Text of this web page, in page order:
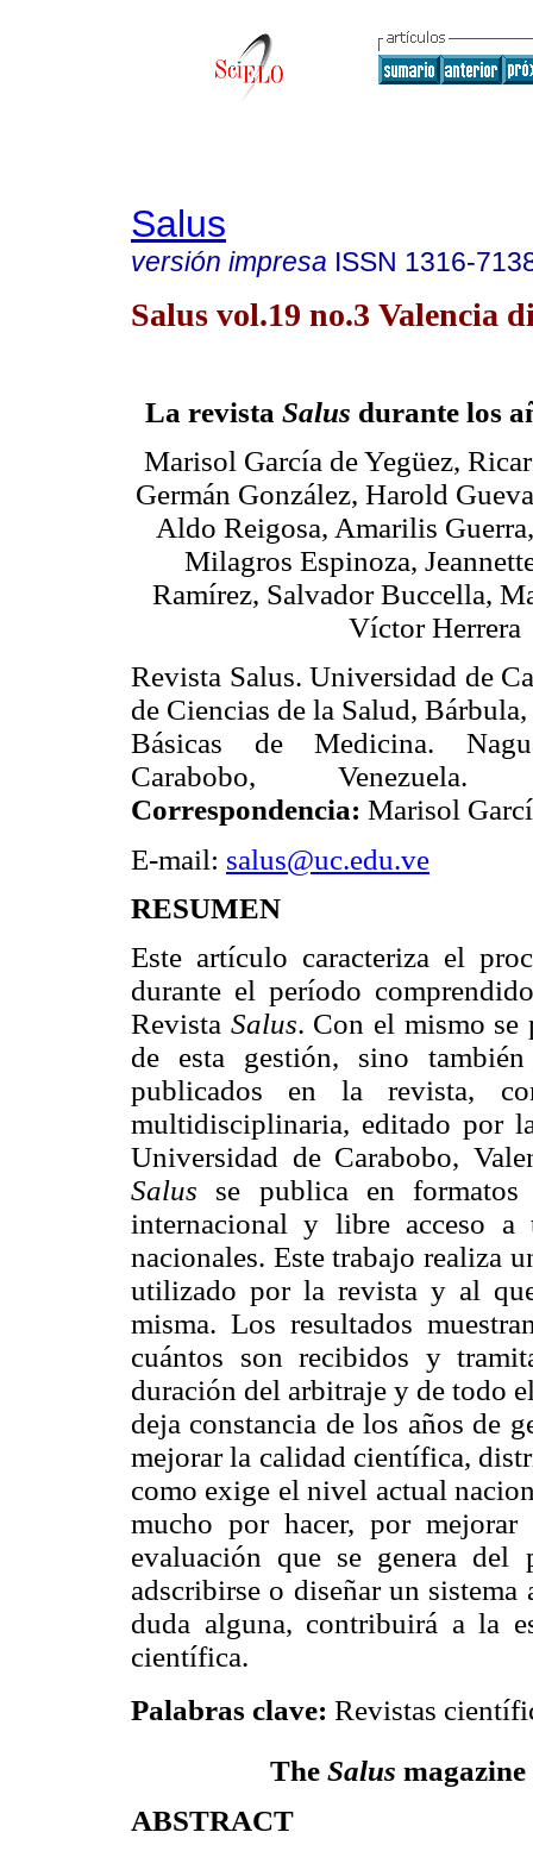
Salus
versión impresa ISSN 1316-
Salus vol.19 no.3 Valencia
La revista Salus durante los
Marisol García de Yegüez,
Germán González, Harold
Aldo Reigosa, Amarilis
Milagros Espinoza,
Ramírez, Salvador Buccella,
Víctor Herrera
Revista Salus. Universidad de
de Ciencias de la Salud,
Básicas de Medicina.
Carabobo,
Correspondencia: Marisol
E-mail: salus@uc.edu.ve
RESUMEN
Este artículo caracteriza el
durante el período
Revista Salus. Con el mismo se
de esta gestión, sino
publicados en la revista,
multidisciplinaria, editado por
Universidad de Carabobo,
Salus se publica en
internacional y libre acceso a
nacionales. Este trabajo realiza
utilizado por la revista y al
misma. Los resultados
cuántos son recibidos y
duración del arbitraje y de todo
deja constancia de los años de
mejorar la calidad científica,
como exige el nivel actual
mucho por hacer, por
evaluación que se genera del
adscribirse o diseñar un
duda alguna, contribuirá a la
científica.
Palabras clave: Revistas
The Salus
ABSTRACT